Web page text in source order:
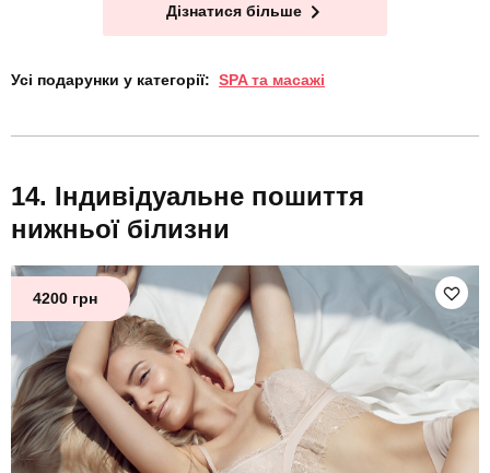
Дізнатися більше
Усі подарунки у категорії: SPA та масажі
Індивідуальне пошиття
нижньої білизни
4200 грн